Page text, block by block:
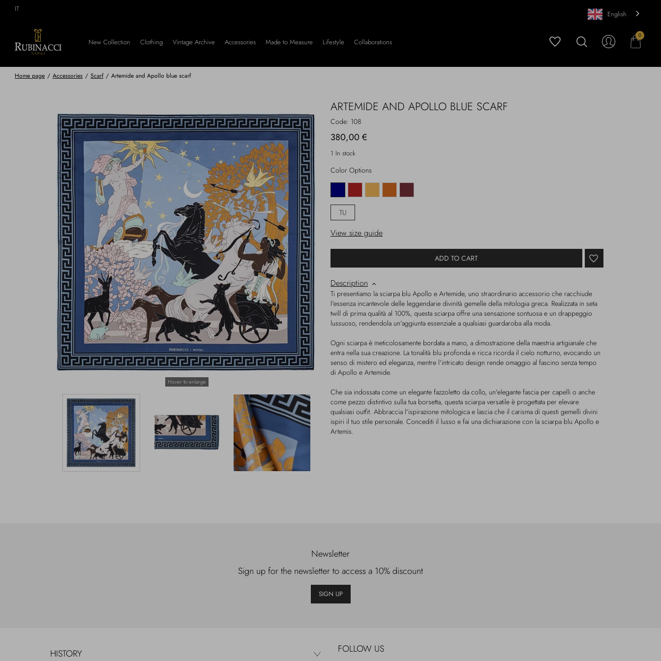
IT
English
New Collection Clothing Vintage Archive Accessories Made to Measure Lifestyle Collaborations
0
Home page / Accessories / Scarf / Artemide and Apollo blue scarf
Hover to enlarge
ARTEMIDE AND APOLLO BLUE SCARF
Code: 108
380,00 €
1 In stock
Color Options
TU
View size guide
ADD TO CART
Description
Ti presentiamo la sciarpa blu Apollo e Artemide, uno straordinario accessorio che racchiude
l'essenza incantevole delle leggendarie divinità gemelle della mitologia greca. Realizzata in seta
twill di prima qualità al 100%, questa sciarpa offre una sensazione sontuosa e un drappeggio
lussuoso, rendendola un'aggiunta essenziale a qualsiasi guardaroba alla moda.
Ogni sciarpa è meticolosamente bordata a mano, a dimostrazione della maestria artigianale che
entra nella sua creazione. La tonalità blu profonda e ricca ricorda il cielo notturno, evocando un
senso di mistero ed eleganza, mentre l'intricato design rende omaggio al fascino senza tempo
di Apollo e Artemide.
Che sia indossata come un elegante fazzoletto da collo, un'elegante fascia per capelli o anche
come pezzo distintivo sulla tua borsetta, questa sciarpa versatile è progettata per elevare
qualsiasi outfit. Abbraccia l'ispirazione mitologica e lascia che il carisma di questi gemelli divini
ispiri il tuo stile personale. Concediti il ​​lusso e fai una dichiarazione con la sciarpa blu Apollo e
Artemis.
Newsletter
Sign up for the newsletter to access a 10% discount
SIGN UP
HISTORY FOLLOW US